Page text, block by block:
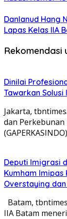
Danlanud Hang
Lapas Kelas IIA
Rekomendasi
Dinilai
Tawarkan
Jakarta,
dan Perkebunan
Deputi Imigrasi
Kumham Imipas
Overstaying dan
Batam,
IIA Batam